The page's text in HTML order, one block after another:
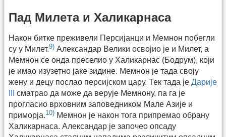
Пад Милета и Халикарнаса
Након битке преживели Персијанци и Мемнон побегли
су у Милет.9) Александар Велики освојио је и Милет, а
Мемнон се онда преселио у Халикарнас (Бодрум), који
је имао изузетно јаке зидине. Мемнон је тада своју
жену и децу послао персијском цару. Тек тада је Дарије
сматрао да може да верује Мемнону, па га је
прогласио врховним заповедником Мале Азије и
приморја.10) Мемнон је након тога припремао обрану
Халикарнаса. Александар је започео опсаду